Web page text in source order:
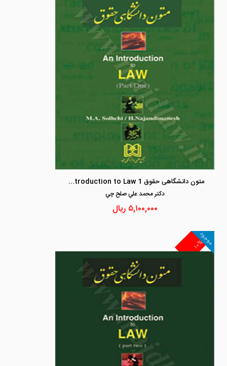
متون دانشگاهی حقوق 1 an Introduction to Law
دكتر محمد علي صلح چي
۵,۱۰۰,۰۰۰ ریال
۱۰%
موجود